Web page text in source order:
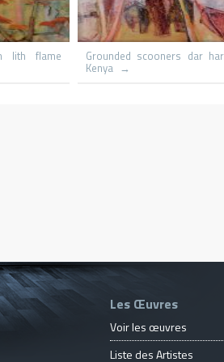
Le promeneur
Les Œuvres
Voir les œuvres
Liste des Artistes